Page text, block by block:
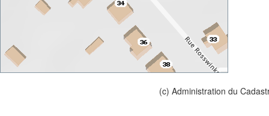
(c) Administration du